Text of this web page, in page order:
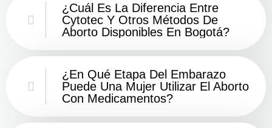
¿Cuál Es La Diferencia Entre
Cytotec Y Otros Métodos De
Aborto Disponibles En Bogotá?
¿En Qué Etapa Del Embarazo
Puede Una Mujer Utilizar El Aborto
Con Medicamentos?